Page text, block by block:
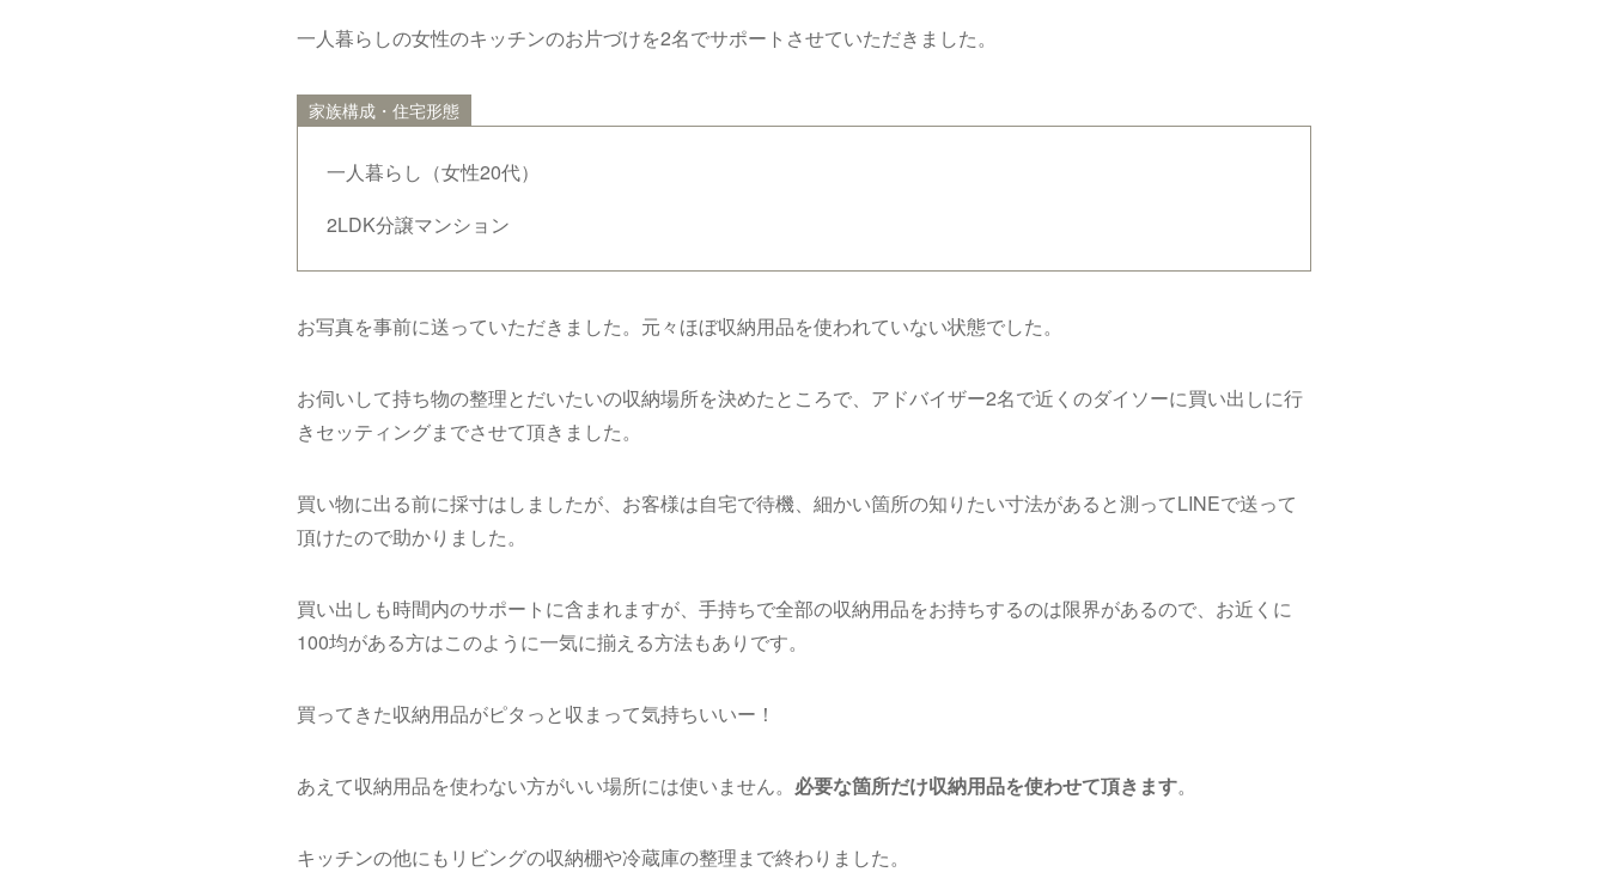
一人暮らしの女性のキッチンのお片づけを2名でサポートさせていただきました。
家族構成・住宅形態
一人暮らし（女性20代）
2LDK分譲マンション
お写真を事前に送っていただきました。元々ほぼ収納用品を使われていない状態でした。
お伺いして持ち物の整理とだいたいの収納場所を決めたところで、アドバイザー2名で近くのダイソーに買い出しに行
きセッティングまでさせて頂きました。
買い物に出る前に採寸はしましたが、お客様は自宅で待機、細かい箇所の知りたい寸法があると測ってLINEで送って
頂けたので助かりました。
買い出しも時間内のサポートに含まれますが、手持ちで全部の収納用品をお持ちするのは限界があるので、お近くに
100均がある方はこのように一気に揃える方法もありです。
買ってきた収納用品がピタっと収まって気持ちいいー！
あえて収納用品を使わない方がいい場所には使いません。 必要な箇所だけ収納用品を使わせて頂きます。
キッチンの他にもリビングの収納棚や冷蔵庫の整理まで終わりました。